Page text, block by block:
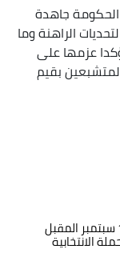
جاهدة
الراهنة وما
عزمها على
بقيم
الـ2 جويلية: 17 سبتمبر المقبل
الانتخابية